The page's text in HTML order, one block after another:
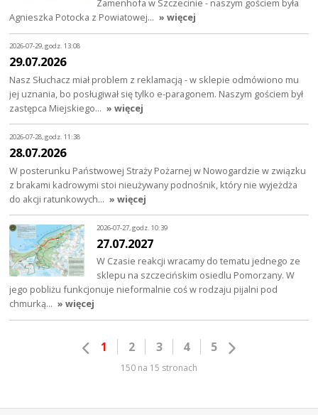
Zamenhofa w Szczecinie - naszym gościem była
Agnieszka Potocka z Powiatowej… » więcej
2026-07-29, godz. 13:08
29.07.2026
Nasz Słuchacz miał problem z reklamacją - w sklepie odmówiono mu
jej uznania, bo posługiwał się tylko e-paragonem. Naszym gościem był
zastępca Miejskiego… » więcej
2026-07-28, godz. 11:38
28.07.2026
W posterunku Państwowej Straży Pożarnej w Nowogardzie w związku
z brakami kadrowymi stoi nieużywany podnośnik, który nie wyjeżdża
do akcji ratunkowych… » więcej
2026-07-27, godz. 10:39
27.07.2027
W Czasie reakcji wracamy do tematu jednego ze
sklepu na szczecińskim osiedlu Pomorzany. W
jego pobliżu funkcjonuje nieformalnie coś w rodzaju pijalni pod
chmurką… » więcej
1 2 3 4 5
150 na 15 stronach